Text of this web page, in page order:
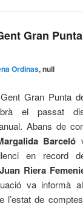
Gran
Ordinas, null
Gent Gran Punta
el passat
Abans de
Barceló
en record
Juan Riera
va informà
de